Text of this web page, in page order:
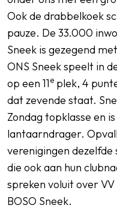
Ook de drabbelkoek
pauze. De 33.000
Sneek is gezegend
ONS Sneek speelt in
op een 11e plek, 4
dat zevende staat.
Zondag topklasse en
lantaarndrager.
verenigingen dezelfde
die ook aan hun
spreken voluit over VV
BOSO Sneek.